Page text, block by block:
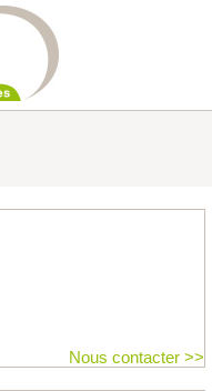
Nous contacter >>